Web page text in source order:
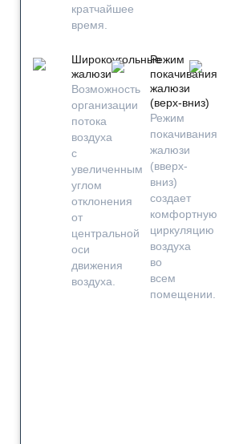
кратчайшее
время.
Широкоугольные
жалюзи
Возможность
организации
потока
воздуха
с
увеличенным
углом
отклонения
от
центральной
оси
движения
воздуха.
Режим
покачивания
жалюзи
(верх-вниз)
Режим
покачивания
жалюзи
(вверх-
вниз)
создает
комфортную
циркуляцию
воздуха
во
всем
помещении.